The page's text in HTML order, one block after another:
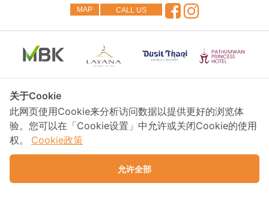
MAP
CALL US
关于Cookie
此网页使用Cookie来分析访问数据以提供更好的浏览体
验。您可以在「Cookie设置」中允许或关闭Cookie的使用
权。
Cookie政策
允许全部